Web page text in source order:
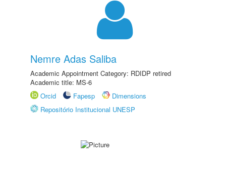
Nemre Adas Saliba
Academic Appointment Category: RDIDP retired
Academic title: MS-6
Orcid
Fapesp
Dimensions
Repositório Institucional UNESP